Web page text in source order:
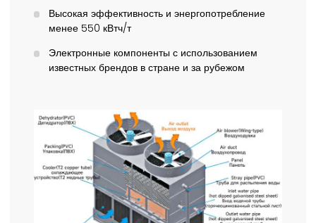
Высокая эффективность и энергопотребление
менее 550 кВтч/т
Электронные компоненты с использованием
известных брендов в стране и за рубежом